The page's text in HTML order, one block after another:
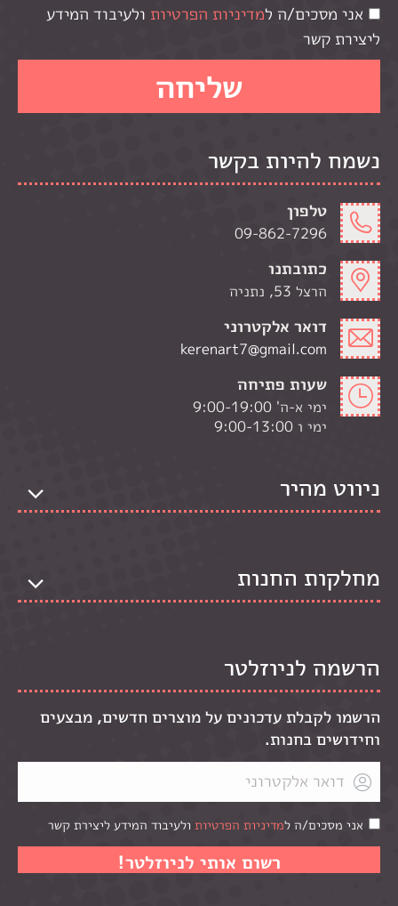
אני מסכים/ה למדיניות הפרטיות ולעיבוד המידע
ליצירת קשר
נשמח להיות בקשר
טלפון
09-862-7296
כתובתנו
הרצל 53, נתניה
דואר אלקטרוני
kerenart7@gmail.com
שעות פתיחה
ימי א-ה' 9:00-19:00
ימי ו 9:00-13:00
ניווט מהיר
מחלקות החנות
הרשמה לניוזלטר
הרשמו לקבלת עדכונים על מוצרים חדשים, מבצעים
וחידושים בחנות.
אני מסכים/ה למדיניות הפרטיות ולעיבוד המידע ליצירת קשר